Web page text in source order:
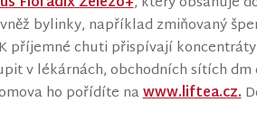
bylinky, například zmiňovaný
chuti přispívají
v lékárnách, obchodních sítích
ho pořídíte nawww.liftea.cz.